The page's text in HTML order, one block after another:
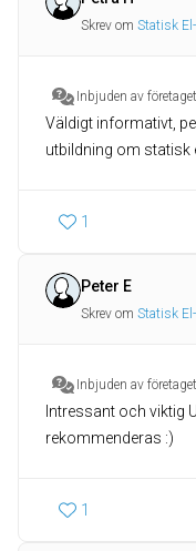
Skrev om Statisk
Inbjuden av företaget
Väldigt informativt,
utbildning om statisk
1
Peter E
Skrev om Statisk
Inbjuden av företaget
Intressant och viktig
rekommenderas :)
1